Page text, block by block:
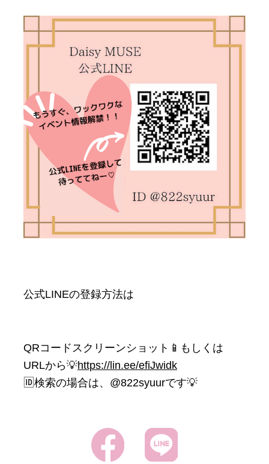
公式LINEの登録方法は
QRコードスクリーンショット📱もしくは
URLから💡https://lin.ee/efiJwidk
🆔検索の場合は、@822syuurです💡